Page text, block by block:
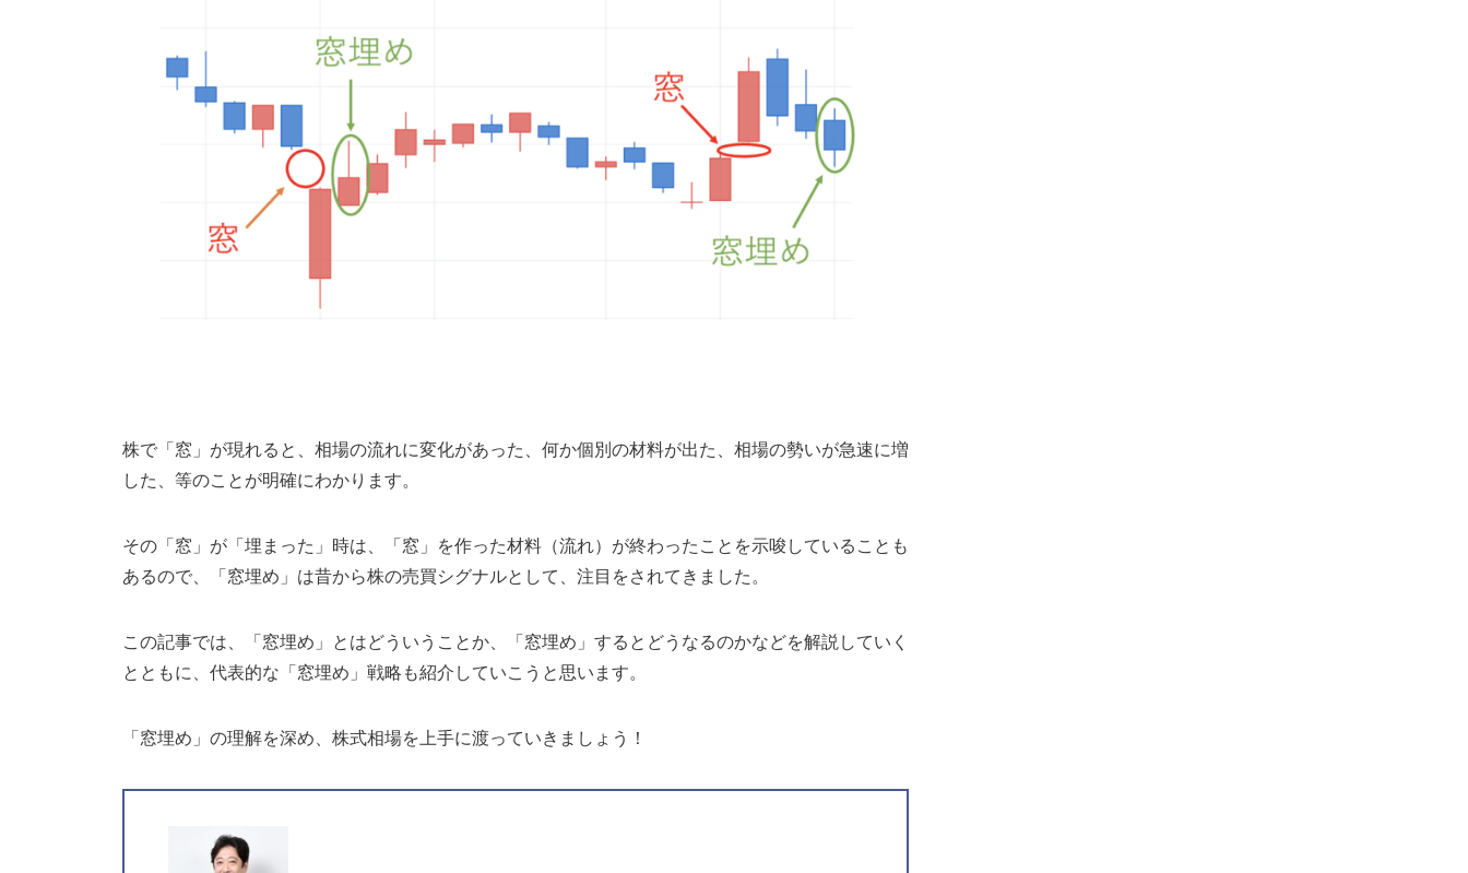
株で「窓」が現れると、相場の流れに変化があった、何か個別の材料が出た、相場の勢いが急速に増
した、等のことが明確にわかります。
その「窓」が「埋まった」時は、「窓」を作った材料（流れ）が終わったことを示唆していることも
あるので、「窓埋め」は昔から株の売買シグナルとして、注目をされてきました。
この記事では、「窓埋め」とはどういうことか、「窓埋め」するとどうなるのかなどを解説していく
とともに、代表的な「窓埋め」戦略も紹介していこうと思います。
「窓埋め」の理解を深め、株式相場を上手に渡っていきましょう！